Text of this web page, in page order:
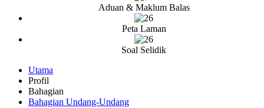
Aduan & Maklum Balas
Peta Laman
Soal Selidik
Utama
Profil
Bahagian
Bahagian Undang-Undang